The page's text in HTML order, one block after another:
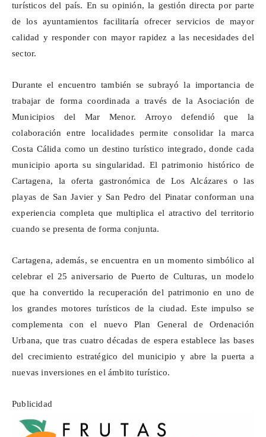
turísticos del país. En su opinión, la gestión directa por parte
de los ayuntamientos facilitaría ofrecer servicios de mayor
calidad y responder con mayor rapidez a las necesidades del
sector.
Durante el encuentro también se subrayó la importancia de
trabajar de forma coordinada a través de la Asociación de
Municipios del Mar Menor. Arroyo defendió que la
colaboración entre localidades permite consolidar la marca
Costa Cálida como un destino turístico integrado, donde cada
municipio aporta su singularidad. El patrimonio histórico de
Cartagena, la oferta gastronómica de Los Alcázares o las
playas de San Javier y San Pedro del Pinatar conforman una
experiencia completa que multiplica el atractivo del territorio
cuando se presenta de forma conjunta.
Cartagena, además, se encuentra en un momento simbólico al
celebrar el 25 aniversario de Puerto de Culturas, un modelo
que ha convertido la recuperación del patrimonio en uno de
los grandes motores turísticos de la ciudad. Este impulso se
complementa con el nuevo Plan General de Ordenación
Urbana, que tras cuatro décadas de espera establece las bases
del crecimiento estratégico del municipio y abre la puerta a
nuevas inversiones en el ámbito turístico.
Publicidad